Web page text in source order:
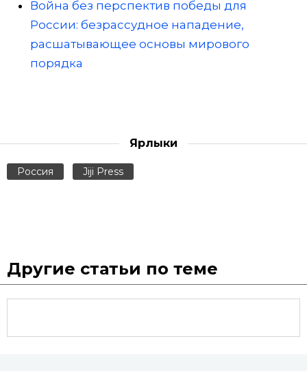
Война без перспектив победы для
России: безрассудное нападение,
расшатывающее основы мирового
порядка
Ярлыки
Россия Jiji Press
Другие статьи по теме